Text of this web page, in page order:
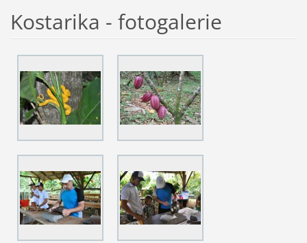
Kostarika - fotogalerie